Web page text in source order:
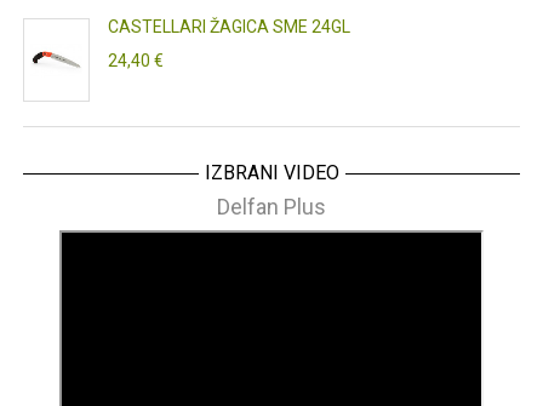
CASTELLARI ŽAGICA SME 24GL
24,40 €
IZBRANI VIDEO
Delfan Plus